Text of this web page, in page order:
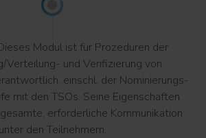
Modul ist für Prozeduren der
Verteilung- und Verifizierung von
einschl. der Nominierungs-
mit den TSOs. Seine Eigenschaften
erforderliche Kommunikation
unter den Teilnehmern.